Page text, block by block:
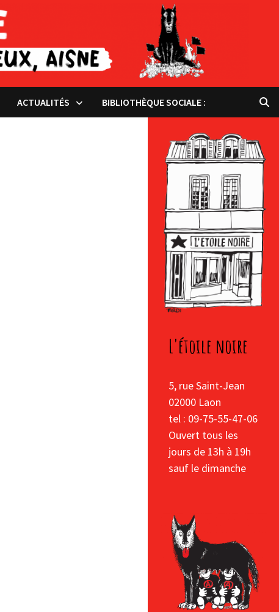
ACTUALITÉS BIBLIOTHÈQUE SOCIALE :
L'étoile noire
5, rue Saint-Jean
02000 Laon
tel : 09-75-55-47-06
Ouvert tous les
jours de 13h à 19h
sauf le dimanche